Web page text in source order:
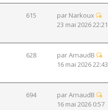
615 par Narkoux
23 mai 2026 22:21
628 parArnaudB
16 mai 2026 22:43
694 parArnaudB
16 mai 2026 0:57